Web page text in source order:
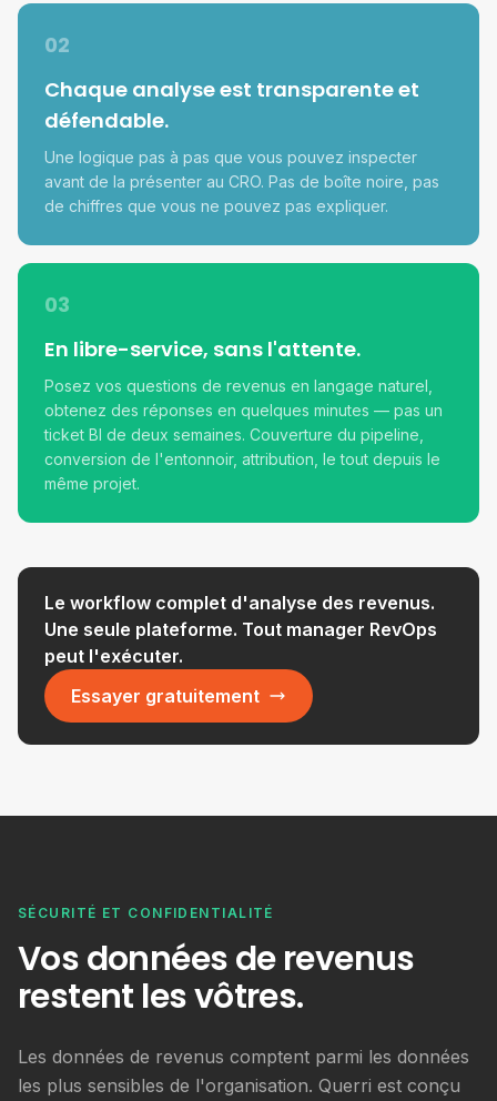
02
Chaque analyse est transparente et
défendable.
Une logique pas à pas que vous pouvez inspecter
avant de la présenter au CRO. Pas de boîte noire, pas
de chiffres que vous ne pouvez pas expliquer.
03
En libre-service, sans l'attente.
Posez vos questions de revenus en langage naturel,
obtenez des réponses en quelques minutes — pas un
ticket BI de deux semaines. Couverture du pipeline,
conversion de l'entonnoir, attribution, le tout depuis le
même projet.
Le workflow complet d'analyse des revenus.
Une seule plateforme. Tout manager RevOps
peut l'exécuter.
Essayer gratuitement
SÉCURITÉ ET CONFIDENTIALITÉ
Vos données de revenus
restent les vôtres.
Les données de revenus comptent parmi les données
les plus sensibles de l'organisation. Querri est conçu